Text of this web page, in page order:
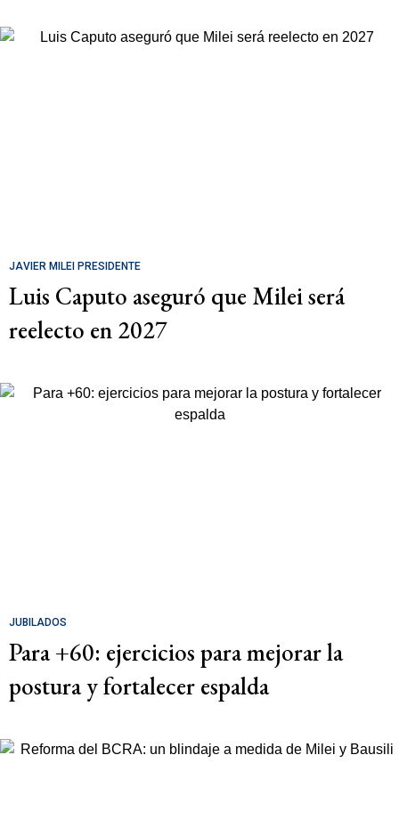
JAVIER MILEI PRESIDENTE
Luis Caputo aseguró que Milei será
reelecto en 2027
JUBILADOS
Para +60: ejercicios para mejorar la
postura y fortalecer espalda